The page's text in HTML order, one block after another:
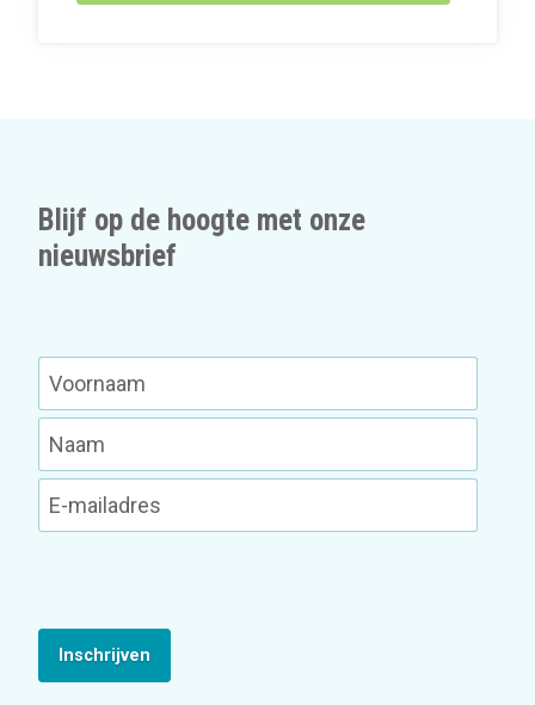
Blijf op de hoogte met onze
nieuwsbrief
Inschrijven